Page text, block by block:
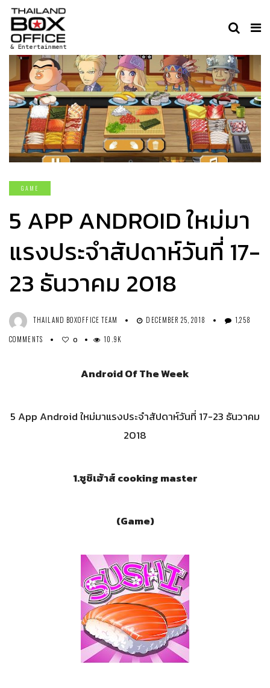
GAME
5 APP ANDROID ใหม่มา
แรงประจำสัปดาห์วันที่ 17-
23 ธันวาคม 2018
THAILAND BOXOFFICE TEAM DECEMBER 25, 2018
1,258
COMMENTS
0 10.9K
Android Of The Week
5 App Android ใหม่มาแรงประจำสัปดาห์วันที่ 17-23 ธันวาคม
2018
1.ซูชิเฮ้าส์cooking master
(Game)